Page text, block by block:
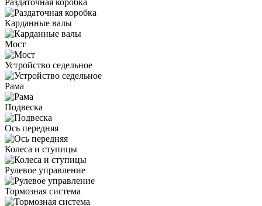
Карданные валы
Мост
Устройство седельное
Рама
Подвеска
Ось передняя
Колеса и ступицы
Рулевое управление
Тормозная система